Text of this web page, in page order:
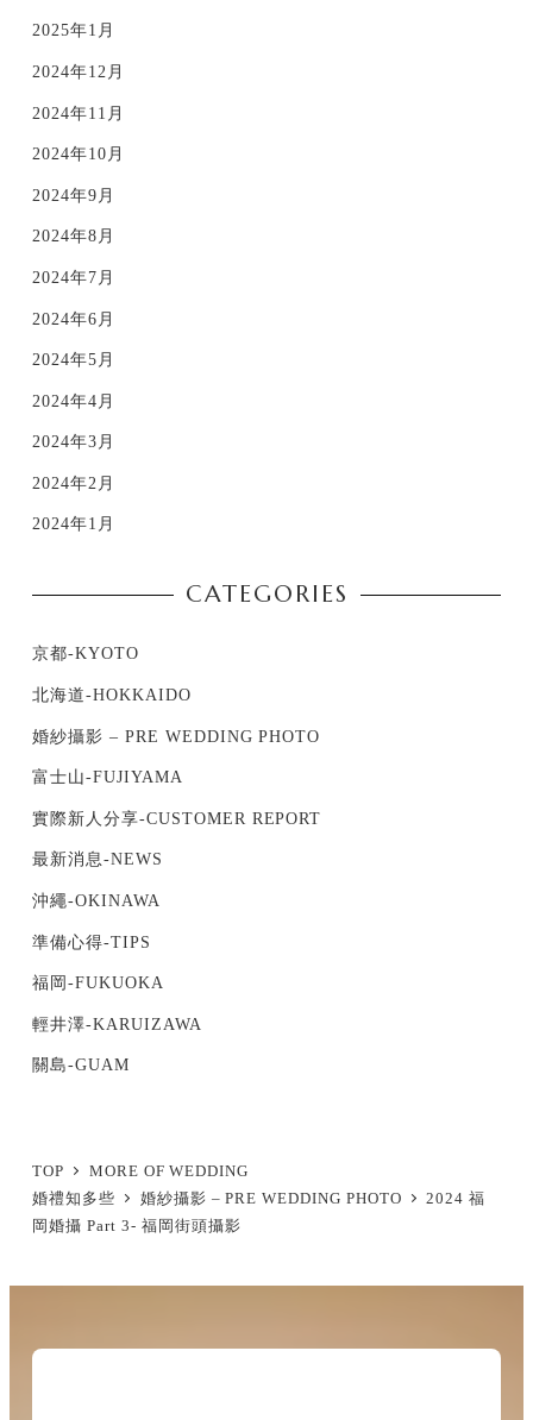
2025年1月
2024年12月
2024年11月
2024年10月
2024年9月
2024年8月
2024年7月
2024年6月
2024年5月
2024年4月
2024年3月
2024年2月
2024年1月
CATEGORIES
京都-KYOTO
北海道-HOKKAIDO
婚紗攝影 – PRE WEDDING PHOTO
富士山-FUJIYAMA
實際新人分享-CUSTOMER REPORT
最新消息-NEWS
沖繩-OKINAWA
準備心得-TIPS
福岡-FUKUOKA
輕井澤-KARUIZAWA
關島-GUAM
TOP
MORE OF WEDDING
婚禮知多些
婚紗攝影 – PRE WEDDING PHOTO
2024 福
岡婚攝 Part 3- 福岡街頭攝影